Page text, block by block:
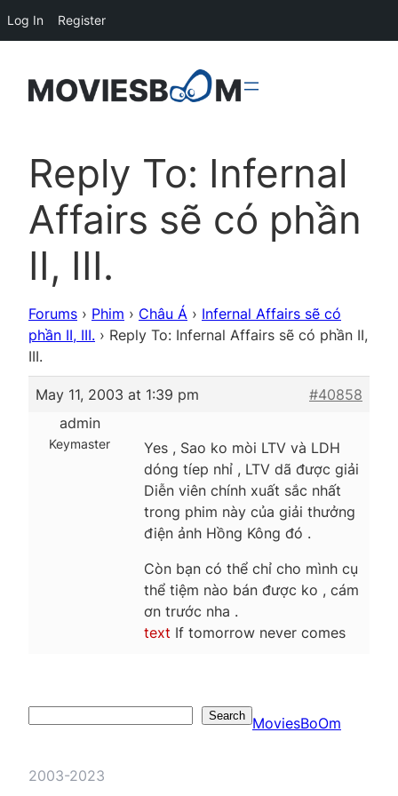
Reply To: Infernal
Affairs sẽ có phần
II, III.
Forums › Phim › Châu Á › Infernal Affairs sẽ có
phần II, III. › Reply To: Infernal Affairs sẽ có phần II,
III.
May 11, 2003 at 1:39 pm
#40858
admin
Keymaster
Yes , Sao ko mòi LTV và LDH
dóng tíep nhỉ , LTV dã được giải
Diễn viên chính xuất sắc nhất
trong phim này của giải thưởng
điện ảnh Hồng Kông đó .
Còn bạn có thể chỉ cho mình cụ
thể tiệm nào bán được ko , cám
ơn trước nha .
text If tomorrow never comes
Search MoviesBoOm
2003-2023
Log In Register